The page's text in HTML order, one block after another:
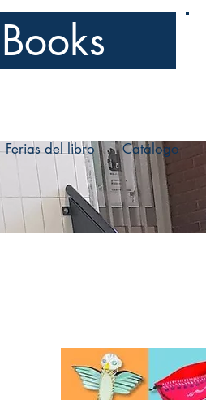
Ferias del libro Catálogo